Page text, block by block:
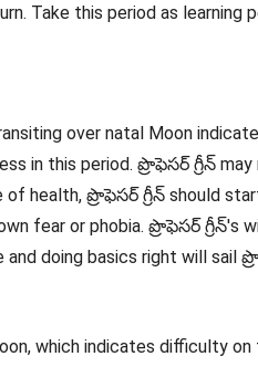
Take this period as learning
over natal Moon
in this period. ప్రొఫెసర్ గ్రీన్
health, ప్రొఫెసర్ గ్రీన్ should
fear or phobia. ప్రొఫెసర్ గ్రీన్'s
doing basics right will sail
which indicates difficulty